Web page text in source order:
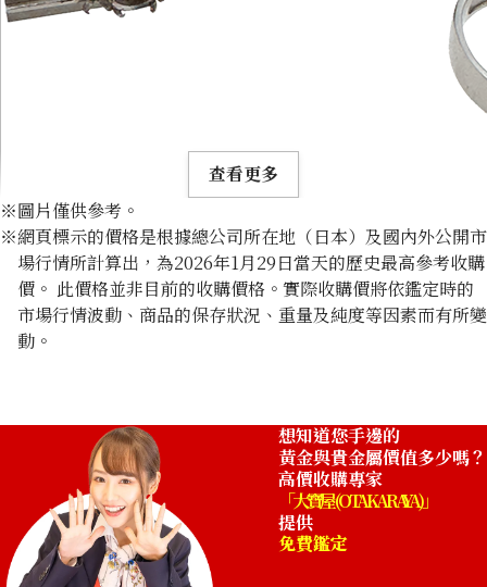
14K gold (K14) rings and tie pins collection
13.5g
查看更多
※圖片僅供參考。
※網頁標示的價格是根據總公司所在地（日本）及國內外公開市
場行情所計算出，為2026年1月29日當天的歷史最高參考收購
價。 此價格並非目前的收購價格。實際收購價將依鑑定時的
市場行情波動、商品的保存狀況、重量及純度等因素而有所變
動。
想知道您手邊的
黃金與貴金屬價值多少嗎？
高價收購專家
「大寶屋 (OTAKARAYA)」
提供
免費鑑定